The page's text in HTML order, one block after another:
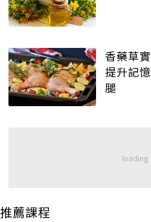
香藥草
提升記
腿
推薦課程